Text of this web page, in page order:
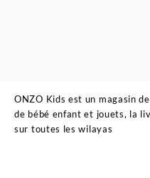
ONZO Kids est un magasin
de bébé enfant et jouets, la
sur toutes les wilayas